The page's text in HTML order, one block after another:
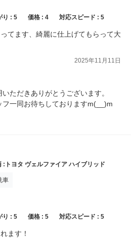
り : 5 価格 : 4 対応スピード : 5
てます、綺麗に仕上げてもらって大
2025年11月11日
ただきありがとうございます。
フ一同お待ちしておりますm(__)m
トヨタ ヴェルファイア ハイブリッド
車
り : 5 価格 : 5 対応スピード : 5
ます！